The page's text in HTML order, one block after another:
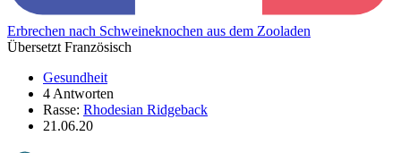
Erbrechen nach Schweineknochen aus dem Zooladen
Übersetzt Französisch
Gesundheit
4 Antworten
Rasse: Rhodesian Ridgeback
21.06.20